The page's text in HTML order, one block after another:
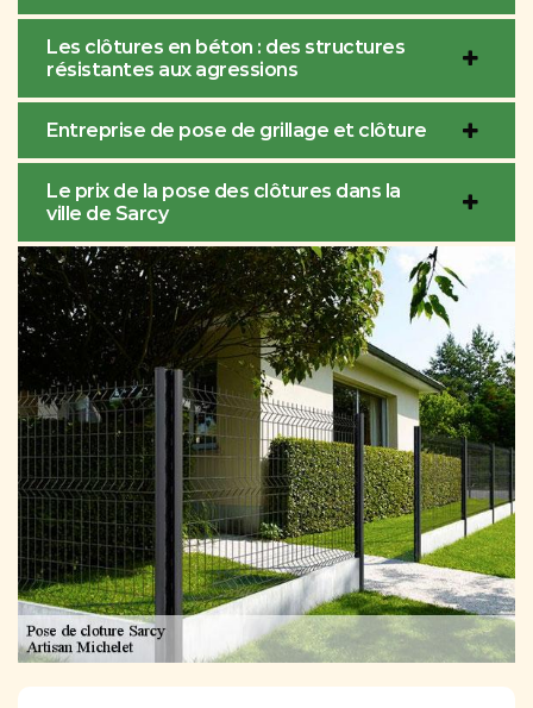
Les clôtures en béton : des structures
résistantes aux agressions
Entreprise de pose de grillage et clôture
Le prix de la pose des clôtures dans la
ville de Sarcy